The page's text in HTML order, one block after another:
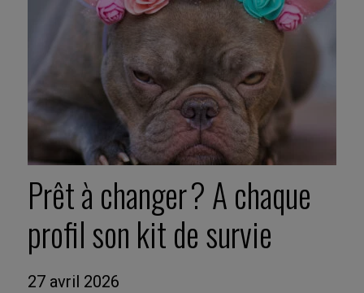
Prêt à changer ? A chaque
profil son kit de survie
27 avril 2026